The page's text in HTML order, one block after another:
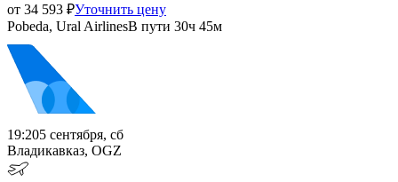
от 34 593 ₽Уточнить цену
Pobeda, Ural AirlinesВ пути 30ч 45м
19:205 сентября, сб
Владикавказ, OGZ